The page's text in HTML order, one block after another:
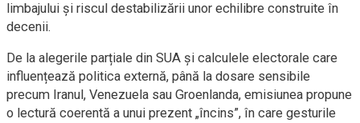
limbajului și riscul destabilizării unor echilibre construite în
decenii.
De la alegerile parțiale din SUA și calculele electorale care
influențează politica externă, până la dosare sensibile
precum Iranul, Venezuela sau Groenlanda, emisiunea propune
o lectură coerentă a unui prezent „încins”, în care gesturile